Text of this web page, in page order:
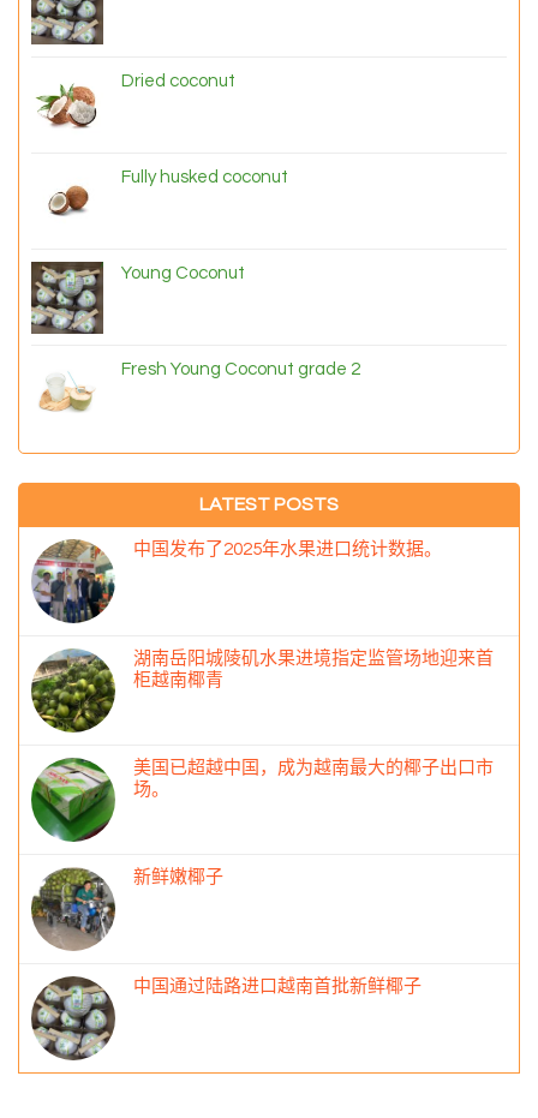
Dried coconut
Fully husked coconut
Young Coconut
Fresh Young Coconut grade 2
LATEST POSTS
中国发布了2025年水果进口统计数据。
湖南岳阳城陵矶水果进境指定监管场地迎来首
柜越南椰青
美国已超越中国，成为越南最大的椰子出口市
场。
新鲜嫩椰子
中国通过陆路进口越南首批新鲜椰子